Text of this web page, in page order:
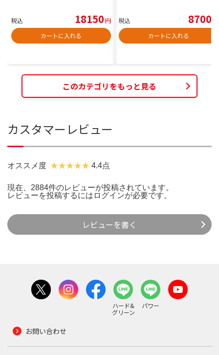
税込 18150円
カートに入れる
税込 8700
カートに入れる
このカテゴリをもっと見る
カスタマーレビュー
オススメ度 4.4点
現在、2884件のレビューが投稿されています。
レビューを投稿するには ログインが必要です。
レビューを書く
ハード&
グリーン
パワー
お問い合わせ